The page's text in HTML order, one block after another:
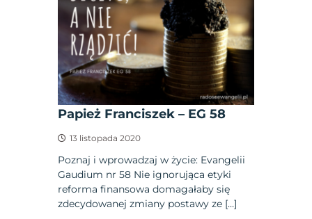
Papież Franciszek – EG 58
13 listopada 2020
Poznaj i wprowadzaj w życie: Evangelii
Gaudium nr 58 Nie ignorująca etyki
reforma finansowa domagałaby się
zdecydowanej zmiany postawy ze […]